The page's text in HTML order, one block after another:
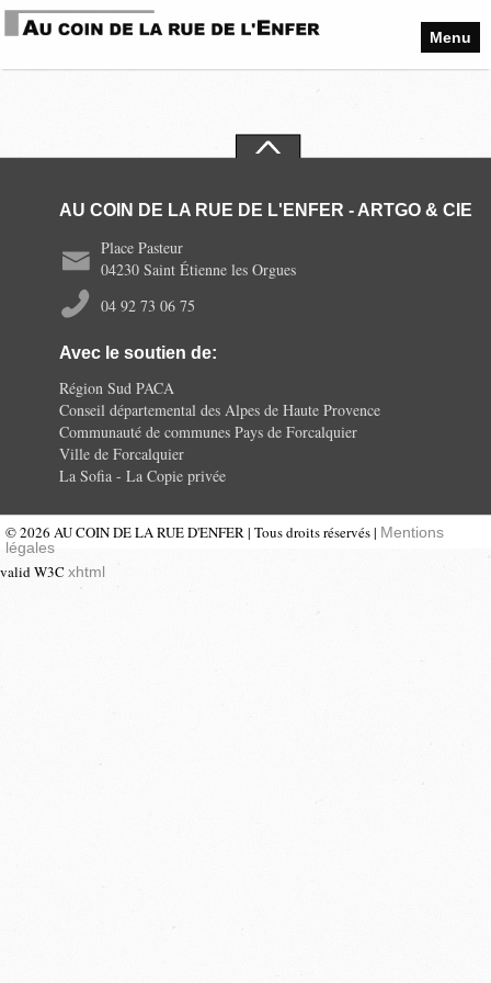
Menu
AU COIN DE LA RUE DE L'ENFER - ARTGO & CIE
Place Pasteur
04230 Saint Étienne les Orgues
04 92 73 06 75
Avec le soutien de:
Région Sud PACA
Conseil départemental des Alpes de Haute Provence
Communauté de communes Pays de Forcalquier
Ville de Forcalquier
La Sofia - La Copie privée
© 2026 AU COIN DE LA RUE D'ENFER | Tous droits réservés | Mentions
légales
valid W3C xhtml